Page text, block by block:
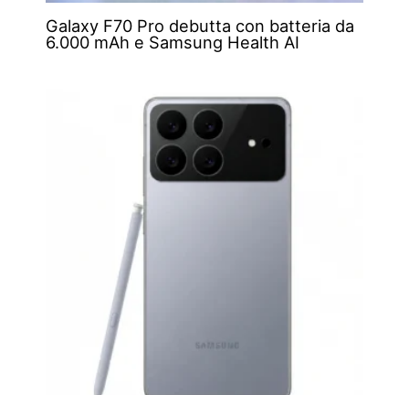
Galaxy F70 Pro debutta con batteria da
6.000 mAh e Samsung Health AI